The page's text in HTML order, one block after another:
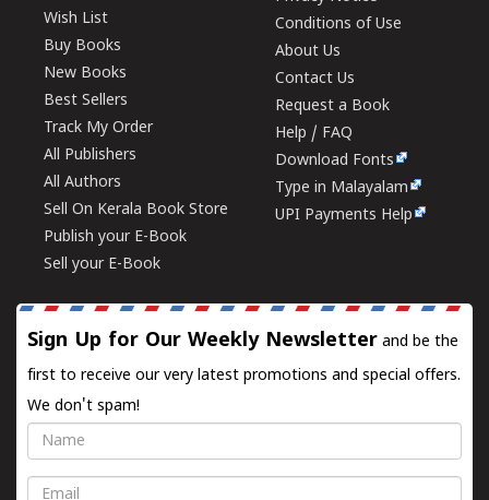
Wish List
Buy Books
New Books
Best Sellers
Track My Order
All Publishers
All Authors
Sell On Kerala Book Store
Publish your E-Book
Sell your E-Book
Conditions of Use
About Us
Contact Us
Request a Book
Help / FAQ
Download Fonts
Type in Malayalam
UPI Payments Help
Sign Up for Our Weekly Newsletter and be the
first to receive our very latest promotions and special offers.
We don't spam!
Name
Email